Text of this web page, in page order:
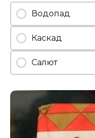
Водопад
Каскад
Салют